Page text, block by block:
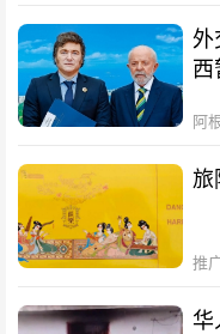
外
西
阿
旅
推
华